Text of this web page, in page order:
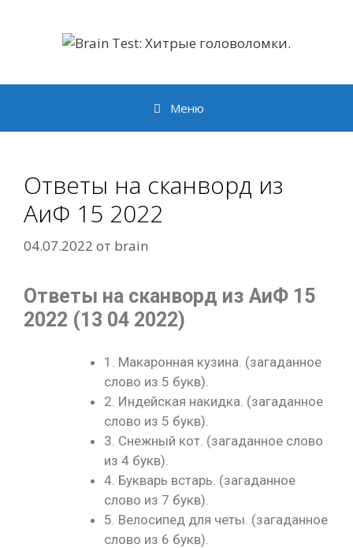
содержимому
Меню
Ответы на сканворд из
АиФ 15 2022
04.07.2022 от brain
Ответы на сканворд из АиФ 15
2022 (13 04 2022)
1. Макаронная кузина. (загаданное
слово из 5 букв).
2. Индейская накидка. (загаданное
слово из 5 букв).
3. Снежный кот. (загаданное слово
из 4 букв).
4. Букварь встарь. (загаданное
слово из 7 букв).
5. Велосипед для четы. (загаданное
слово из 6 букв).